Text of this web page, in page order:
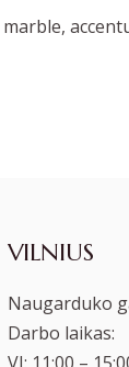
VILNIUS
Naugarduko
Darbo laikas: